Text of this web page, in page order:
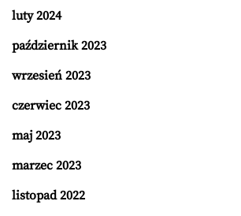
luty 2024
październik 2023
wrzesień 2023
czerwiec 2023
maj 2023
marzec 2023
listopad 2022